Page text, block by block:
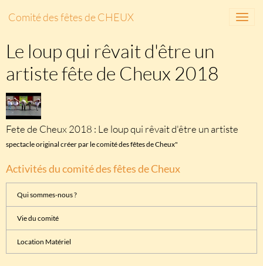
Comité des fêtes de CHEUX
Le loup qui rêvait d'être un
artiste fête de Cheux 2018
Fete de Cheux 2018 : Le loup qui rêvait d'être un artiste
spectacle original créer par le comité des fêtes de Cheux"
Activités du comité des fêtes de Cheux
Qui sommes-nous ?
Vie du comité
Location Matériel